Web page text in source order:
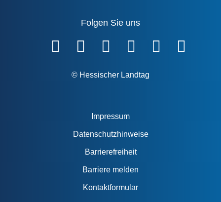
Folgen Sie uns
© Hessischer Landtag
Impressum
Datenschutzhinweise
Barrierefreiheit
Barriere melden
Kontaktformular